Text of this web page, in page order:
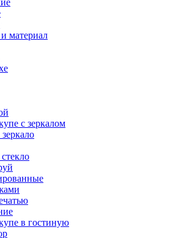
материал
с зеркалом
в гостиную